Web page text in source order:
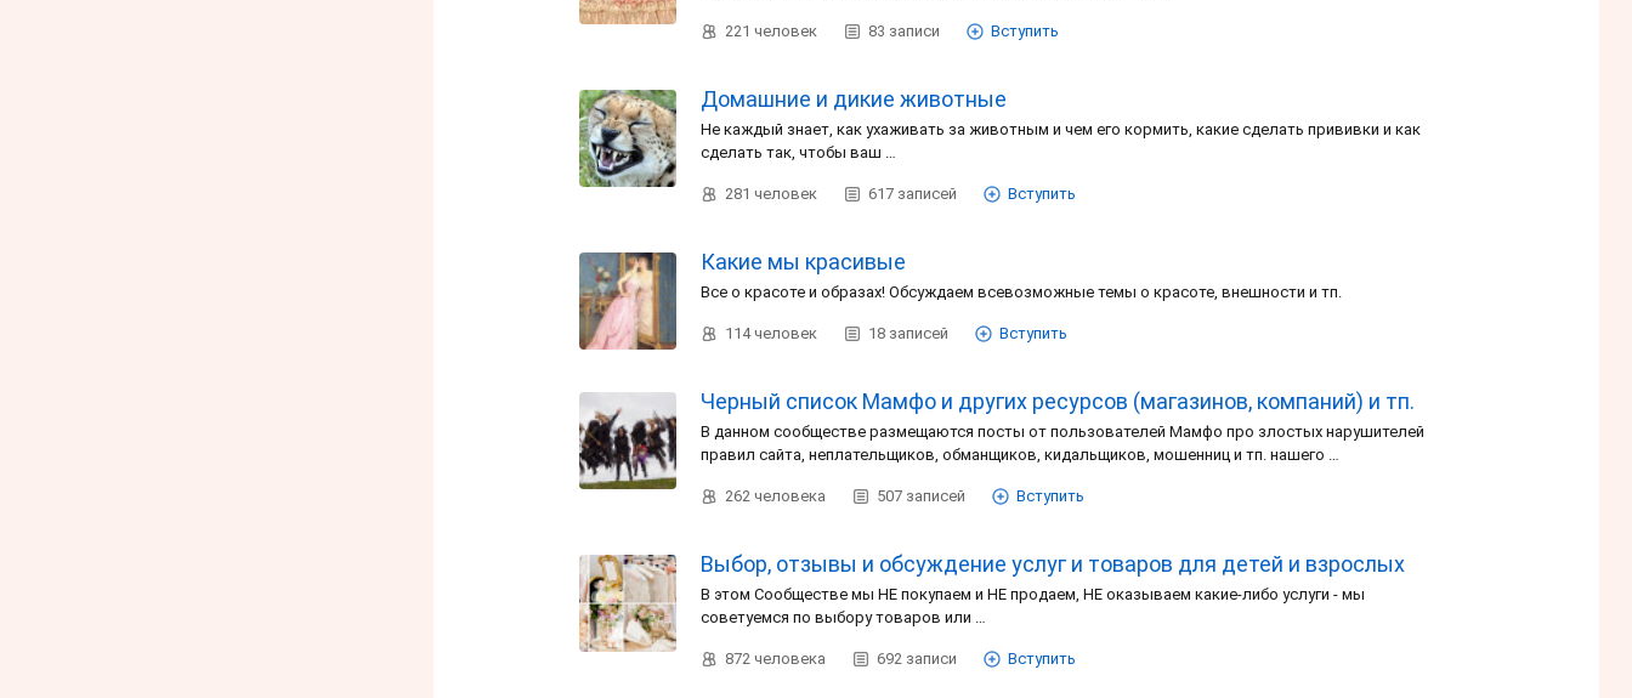
221 человек 83 записи Вступить
Домашние и дикие животные
Не каждый знает, как ухаживать за животным и чем его кормить, какие сделать прививки и как
сделать так, чтобы ваш …
281 человек 617 записей Вступить
Какие мы красивые
Все о красоте и образах! Обсуждаем всевозможные темы о красоте, внешности и тп.
114человек 18 записей Вступить
Черный список Мамфо и других ресурсов (магазинов, компаний) и тп.
В данном сообществе размещаются посты от пользователей Мамфо про злостых нарушителей
правил сайта, неплательщиков, обманщиков, кидальщиков, мошенниц и тп. нашего …
262 человека 507 записей Вступить
Выбор, отзывы и обсуждение услуг и товаров для детей и взрослых
В этом Сообществе мы НЕ покупаем и НЕ продаем, НЕ оказываем какие-либо услуги - мы
советуемся по выбору товаров или …
872 человека 692 записи Вступить